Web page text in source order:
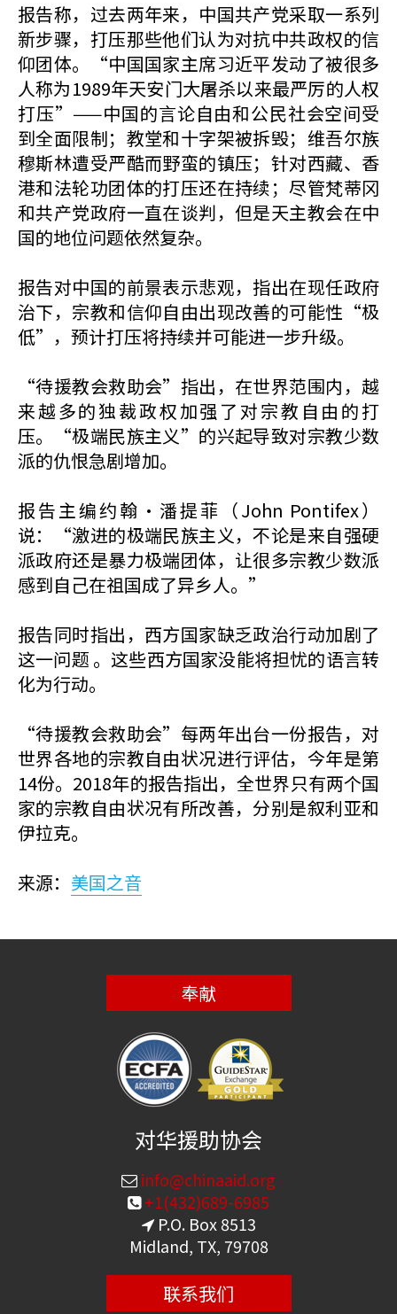
报告称，过去两年来，中国共产党采取一系列
新步骤，打压那些他们认为对抗中共政权的信
仰团体。“中国国家主席习近平发动了被很多
人称为1989年天安门大屠杀以来最严厉的人权
打压”——中国的言论自由和公民社会空间受
到全面限制；教堂和十字架被拆毁；维吾尔族
穆斯林遭受严酷而野蛮的镇压；针对西藏、香
港和法轮功团体的打压还在持续；尽管梵蒂冈
和共产党政府一直在谈判，但是天主教会在中
国的地位问题依然复杂。
报告对中国的前景表示悲观，指出在现任政府
治下，宗教和信仰自由出现改善的可能性“极
低”，预计打压将持续并可能进一步升级。
“待援教会救助会”指出，在世界范围内，越
来越多的独裁政权加强了对宗教自由的打
压。“极端民族主义”的兴起导致对宗教少数
派的仇恨急剧增加。
报告主编约翰·潘提菲（John Pontifex）
说：“激进的极端民族主义，不论是来自强硬
派政府还是暴力极端团体，让很多宗教少数派
感到自己在祖国成了异乡人。”
报告同时指出，西方国家缺乏政治行动加剧了
这一问题 。这些西方国家没能将担忧的语言转
化为行动。
“待援教会救助会”每两年出台一份报告，对
世界各地的宗教自由状况进行评估，今年是第
14份。2018年的报告指出，全世界只有两个国
家的宗教自由状况有所改善，分别是叙利亚和
伊拉克。
来源： 美国之音
奉献
对华援助协会
info@chinaaid.org
+1(432)689-6985
P.O. Box 8513
Midland, TX, 79708
联系我们